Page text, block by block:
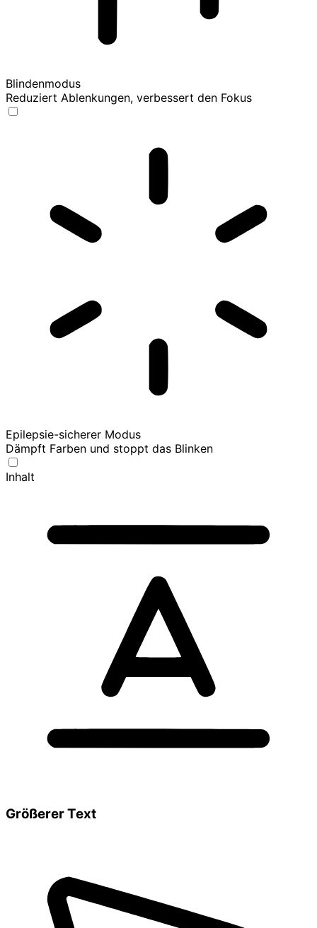
Blindenmodus
Reduziert Ablenkungen, verbessert den Fokus
Epilepsie-sicherer Modus
Dämpft Farben und stoppt das Blinken
Inhalt
Größerer Text